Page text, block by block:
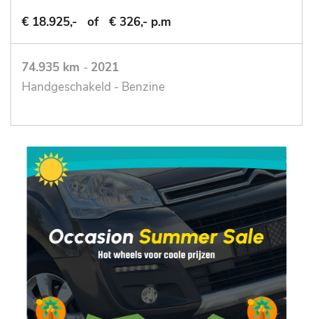
€ 18.925,-
of € 326,- p.m
74.935 km - 2021
Handgeschakeld - Benzine